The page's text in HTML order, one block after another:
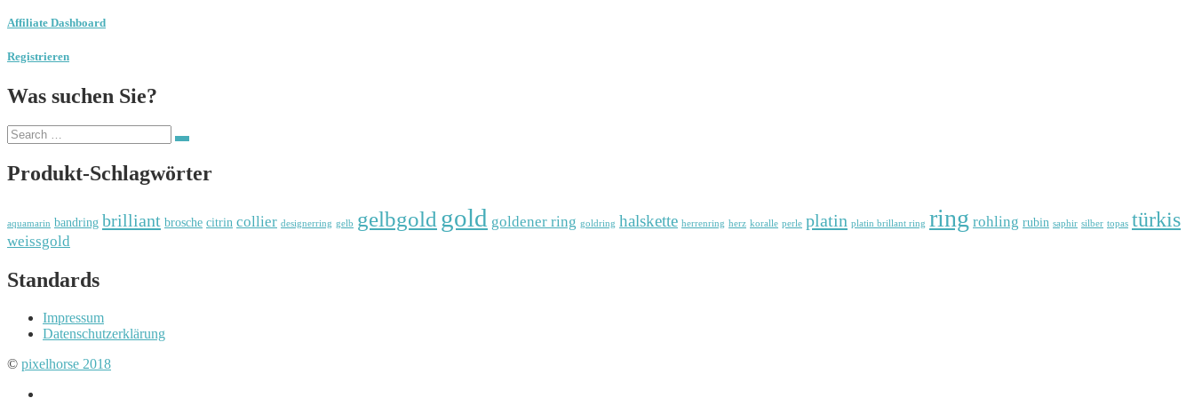
Affiliate Dashboard
Registrieren
Was suchen Sie?
Search
for:
Search
Produkt-Schlagwörter
aquamarin bandring brilliant brosche citrin collier designerring gelb gelbgold gold goldener ring goldring halskette herrenring herz koralle perle platin platin brillant ring ring rohling rubin saphir silber topas türkis
weissgold
Standards
Impressum
Datenschutzerklärung
© pixelhorse 2018